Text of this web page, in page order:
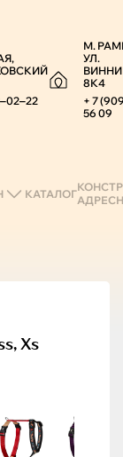
М.
УЛ.
8К4
+ 7
56 09
КАТАЛОГ
Xs